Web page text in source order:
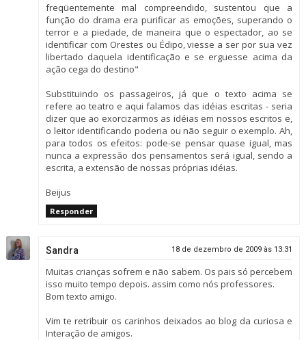
freqüentemente mal compreendido, sustentou que a
função do drama era purificar as emoções, superando o
terror e a piedade, de maneira que o espectador, ao se
identificar com Orestes ou Édipo, viesse a ser por sua vez
libertado daquela identificação e se erguesse acima da
ação cega do destino"
Substituindo os passageiros, já que o texto acima se
refere ao teatro e aqui falamos das idéias escritas - seria
dizer que ao exorcizarmos as idéias em nossos escritos e,
o leitor identificando poderia ou não seguir o exemplo. Ah,
para todos os efeitos: pode-se pensar quase igual, mas
nunca a expressão dos pensamentos será igual, sendo a
escrita, a extensão de nossas próprias idéias.
Beijus
Responder
Sandra 18 de dezembro de 2009 às 13:31
Muitas crianças sofrem e não sabem. Os pais só percebem
isso muito tempo depois. assim como nós professores.
Bom texto amigo.
Vim te retribuir os carinhos deixados ao blog da curiosa e
Interação de amigos.